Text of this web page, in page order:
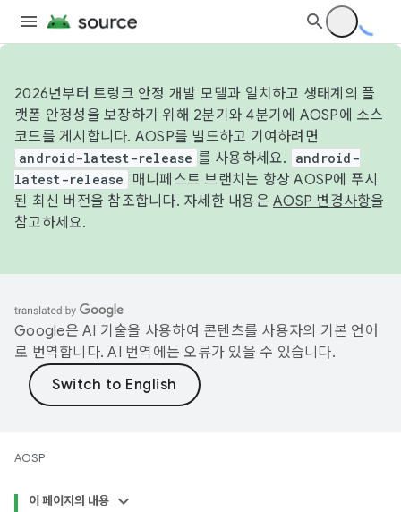
2026년부터 트렁크 안정 개발 모델과 일치하고 생태계의 플
랫폼 안정성을 보장하기 위해 2분기와 4분기에 AOSP에 소스
코드를 게시합니다. AOSP를 빌드하고 기여하려면
android-latest-release 를 사용하세요.
android-
latest-release
매니페스트 브랜치는 항상 AOSP에 푸시
된 최신 버전을 참조합니다. 자세한 내용은 AOSP 변경사항을
참고하세요.
Google은 AI 기술을 사용하여 콘텐츠를 사용자의 기본 언어
로 번역합니다. AI 번역에는 오류가 있을 수 있습니다.
AOSP
이 페이지의 내용